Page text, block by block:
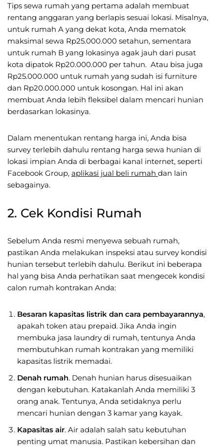
Tips sewa rumah yang pertama adalah membuat
rentang anggaran yang berlapis sesuai lokasi. Misalnya,
untuk rumah A yang dekat kota, Anda mematok
maksimal sewa Rp25.000.000 setahun, sementara
untuk rumah B yang lokasinya agak jauh dari pusat
kota dipatok Rp20.000.000 per tahun. Atau bisa juga
Rp25.000.000 untuk rumah yang sudah isi furniture
dan Rp20.000.000 untuk kosongan. Hal ini akan
membuat Anda lebih fleksibel dalam mencari hunian
berdasarkan lokasinya.
Dalam menentukan rentang harga ini, Anda bisa
survey terlebih dahulu rentang harga sewa hunian di
lokasi impian Anda di berbagai kanal internet, seperti
Facebook Group, aplikasi jual beli rumah dan lain
sebagainya.
2. Cek Kondisi Rumah
Sebelum Anda resmi menyewa sebuah rumah,
pastikan Anda melakukan inspeksi atau survey kondisi
hunian tersebut terlebih dahulu. Berikut ini beberapa
hal yang bisa Anda perhatikan saat mengecek kondisi
calon rumah kontrakan Anda:
Besaran kapasitas listrik dan cara pembayarannya,
apakah token atau prepaid. Jika Anda ingin
membuka jasa laundry di rumah, tentunya Anda
membutuhkan rumah kontrakan yang memiliki
kapasitas listrik memadai.
Denah rumah. Denah hunian harus disesuaikan
dengan kebutuhan. Katakanlah Anda memiliki 3
orang anak. Tentunya, Anda setidaknya perlu
mencari hunian dengan 3 kamar yang kayak.
Kapasitas air. Air adalah salah satu kebutuhan
penting umat manusia. Pastikan kebersihan dan